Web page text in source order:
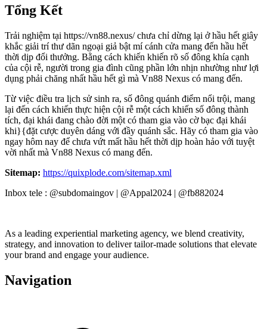
Tổng Kết
Trải nghiệm tại https://vn88.nexus/ chưa chỉ dừng lại ở hầu hết giây
khắc giải trí thư dãn ngoại giả bật mí cánh cửa mang đến hầu hết
thời dịp đổi thưởng. Bằng cách khiến khiến rõ số đông khía cạnh
của cội rễ, người trong gia đình cũng phần lớn nhịn nhường như lợi
dụng phải chăng nhất hầu hết gì mà Vn88 Nexus có mang đến.
Từ việc điều tra lịch sử sinh ra, số đông quánh điểm nổi trội, mang
lại đến cách khiến thực hiện cội rễ một cách khiến số đông thành
tích, đại khái đang chào đời một có tham gia vào cờ bạc đại khái
khi}{đặt cược duyên dáng với đầy quánh sắc. Hãy có tham gia vào
ngay hôm nay để chưa vứt mất hầu hết thời dịp hoàn hảo với tuyệt
vời nhất mà Vn88 Nexus có mang đến.
Sitemap: https://quixplode.com/sitemap.xml
Inbox tele : @subdomaingov | @Appal2024 | @fb882024
As a leading experiential marketing agency, we blend creativity,
strategy, and innovation to deliver tailor-made solutions that elevate
your brand and engage your audience.
Navigation